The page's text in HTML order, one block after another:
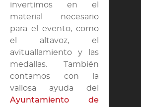
invertimos en el
material necesario
para el evento, como
el altavoz, el
avituallamiento y las
medallas. También
contamos con la
valiosa ayuda del
Ayuntamiento de